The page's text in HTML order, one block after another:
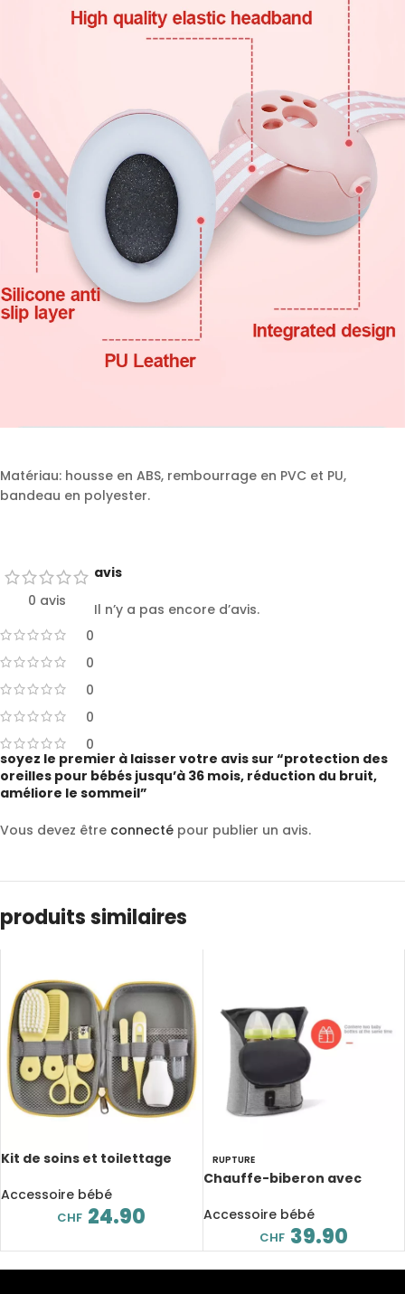
Matériau: housse en ABS, rembourrage en PVC et PU,
bandeau en polyester.
0 avis
0
0
0
0
0
avis
Il n’y a pas encore d’avis.
soyez le premier à laisser votre avis sur “protection des
oreilles pour bébés jusqu’à 36 mois, réduction du bruit,
améliore le sommeil”
Vous devez être connecté pour publier un avis.
produits similaires
Kit de soins et toilettage
ans
Accessoire bébé
CHF 24.90
RUPTURE
Chauffe-biberon avec
chauffant et isolant
Accessoire bébé
CHF 39.90